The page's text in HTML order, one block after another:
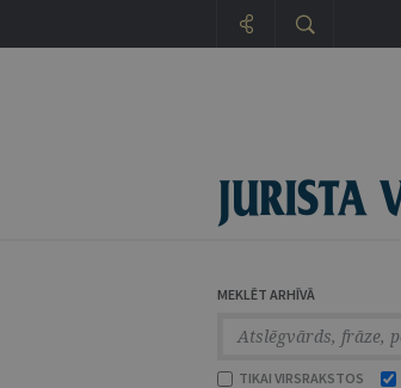
MEKLĒT ARHĪVĀ
TIKAI VIRSRAKSTOS